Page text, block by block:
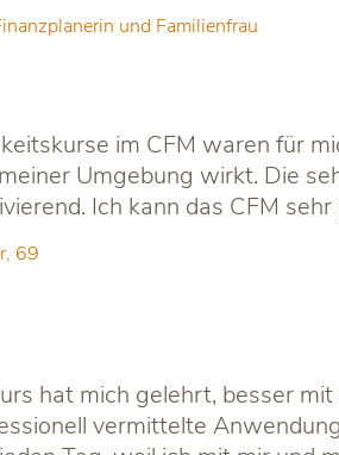
und Familienfrau
im CFM waren für
Umgebung wirkt. Die
Ich kann das CFM
69
hat mich gelehrt, besser
vermittelte